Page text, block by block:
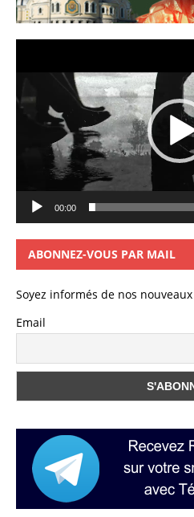
00:00
ABONNEZ-VOUS PAR MAIL
Soyez informés de nos
Email